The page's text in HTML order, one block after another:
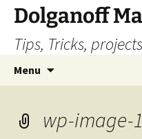
Dolganoff
Tips, Tricks,
Menu
wp-image-